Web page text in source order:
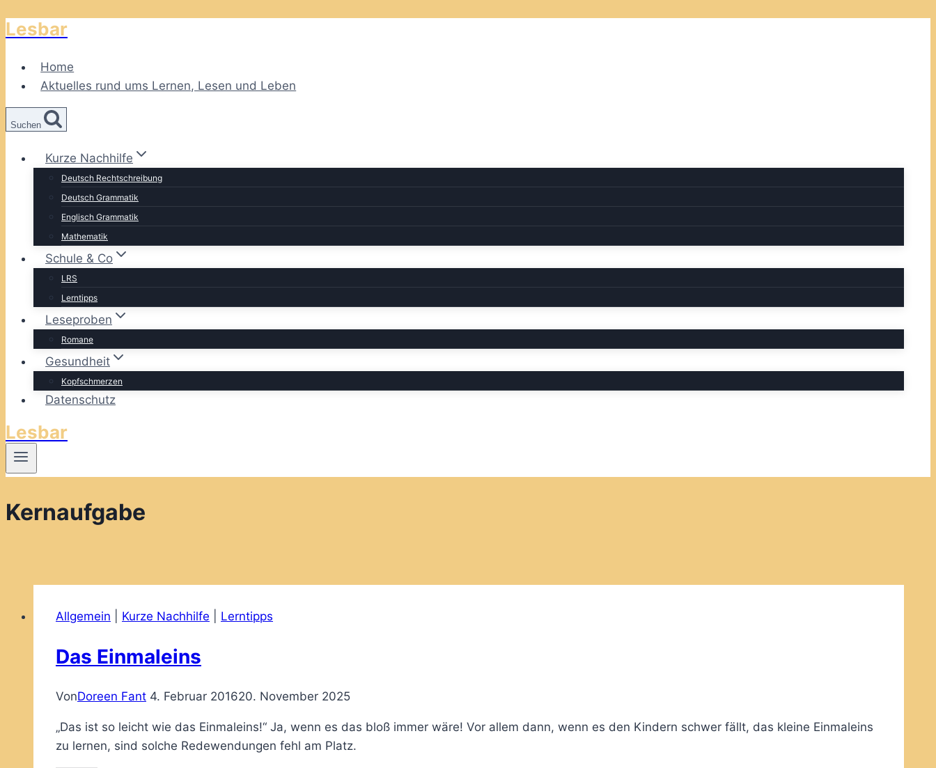
Zum
springen
Lesbar
Home
Aktuelles rund ums Lernen, Lesen und Leben
Suchen
Kurze Nachhilfe
Deutsch Rechtschreibung
Deutsch Grammatik
Englisch Grammatik
Mathematik
Schule & Co
LRS
Lerntipps
Leseproben
Romane
Gesundheit
Kopfschmerzen
Datenschutz
Lesbar
Kernaufgabe
Allgemein Kurze Nachhilfe Lerntipps
Das Einmaleins
VonDoreen Fant 4. Februar 201620. November 2025
„Das ist so leicht wie das Einmaleins!“ Ja, wenn es das bloß immer wäre! Vor allem dann, wenn es den Kindern schwer fällt, das kleine Einmaleins
zu lernen, sind solche Redewendungen fehl am Platz.